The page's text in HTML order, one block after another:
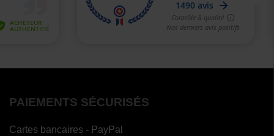
PAIEMENTS SÉCURISÉS
Cartes bancaires - PayPal